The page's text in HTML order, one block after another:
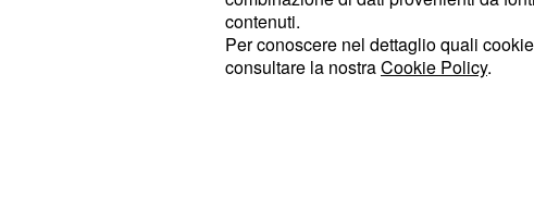
Secondo Polito, la scuola non serve più
creare dei semplici robot pronti a
lavoro e non fornisce più la cultura che
contenuti.
Per conoscere nel dettaglio quali
consultare la nostraCookie Policy.